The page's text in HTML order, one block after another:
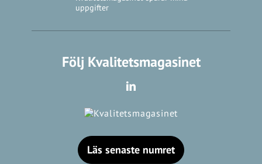
uppgifter
Följ Kvalitetsmagasinet
Läs senaste numret